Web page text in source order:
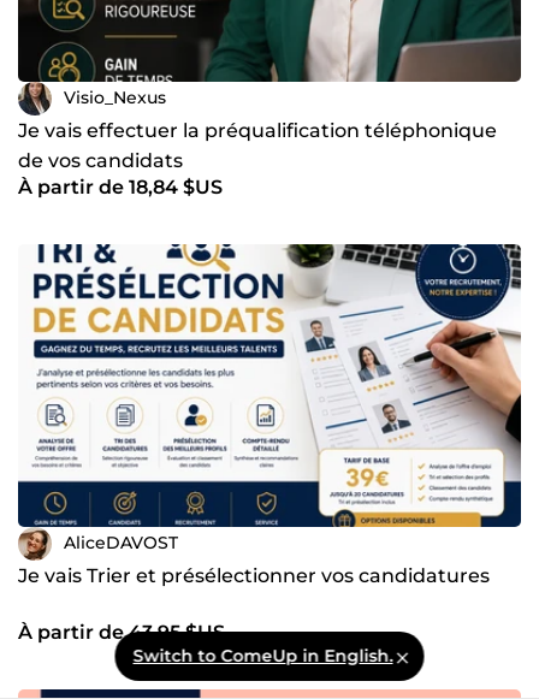
Visio_Nexus
Je vais effectuer la préqualification téléphonique
de vos candidats
À partir de 18,84 $US
AliceDAVOST
Je vais Trier et présélectionner vos candidatures
À partir de 43,95 $US
Switch to ComeUp in English.